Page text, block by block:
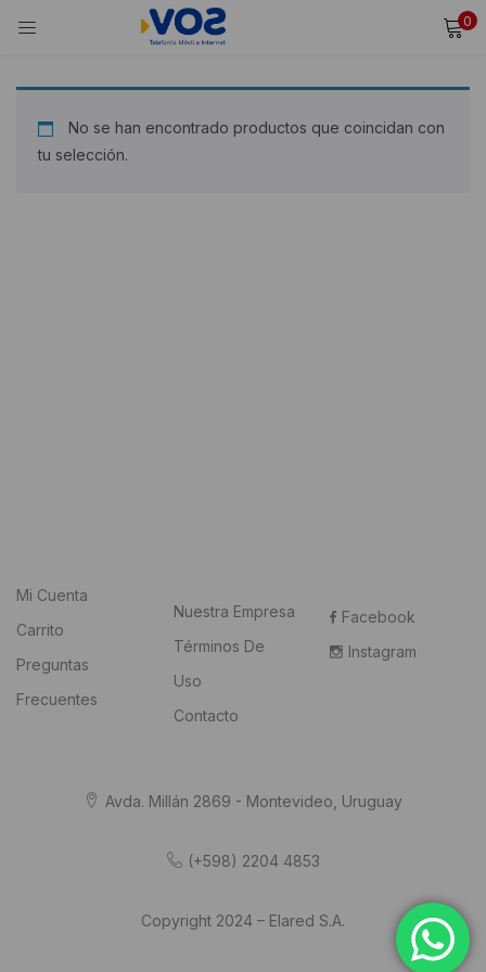
0
INICIAR SESIÓN
No se han encontrado productos que coincidan con
tu selección.
Mi Cuenta
Carrito
Preguntas
Frecuentes
Nuestra Empresa
Términos De
Uso
Contacto
Facebook
Instagram
Avda. Millán 2869 - Montevideo, Uruguay
(+598) 2204 4853
Copyright 2024 – Elared S.A.